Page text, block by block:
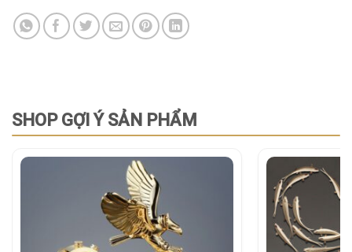
SHOP GỢI Ý SẢN PHẨM